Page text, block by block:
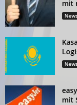
mit
mit